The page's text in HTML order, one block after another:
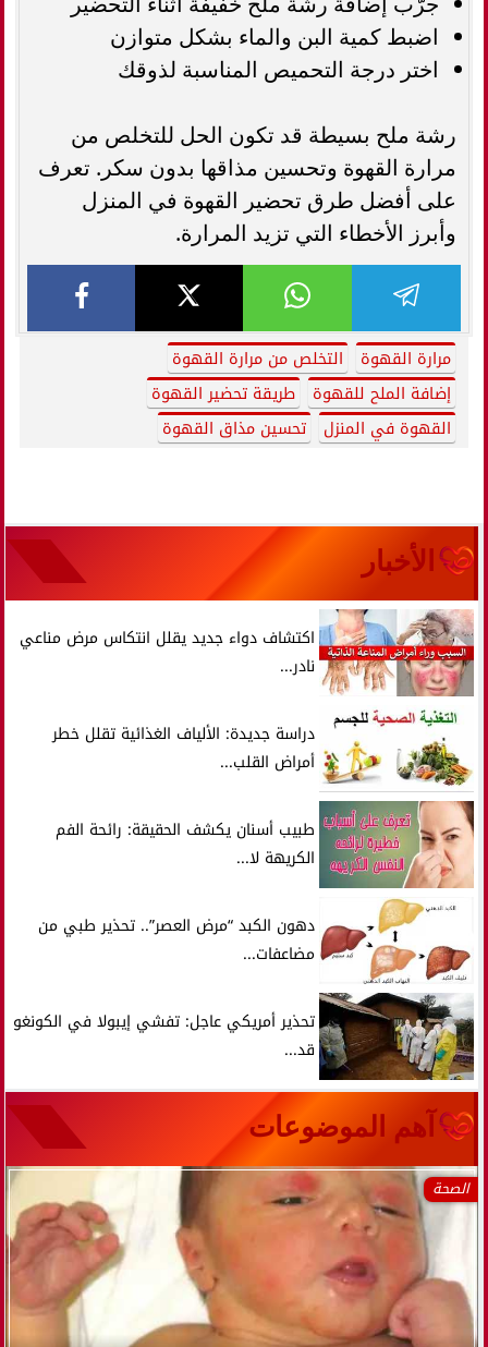
اضبط كمية البن والماء بشكل متوازن
اختر درجة التحميص المناسبة لذوقك
رشة ملح بسيطة قد تكون الحل للتخلص من
مرارة القهوة وتحسين مذاقها بدون سكر. تعرف
على أفضل طرق تحضير القهوة في المنزل
وأبرز الأخطاء التي تزيد المرارة.
مرارة القهوة
التخلص من مرارة القهوة
إضافة الملح للقهوة
طريقة تحضير القهوة
القهوة في المنزل
تحسين مذاق القهوة
الأخبار
اكتشاف دواء جديد يقلل انتكاس مرض مناعي
نادر...
دراسة جديدة: الألياف الغذائية تقلل خطر
أمراض القلب...
طبيب أسنان يكشف الحقيقة: رائحة الفم
الكريهة لا...
دهون الكبد “مرض العصر”.. تحذير طبي من
مضاعفات...
تحذير أمريكي عاجل: تفشي إيبولا في الكونغو
قد...
آهم الموضوعات
الصحة